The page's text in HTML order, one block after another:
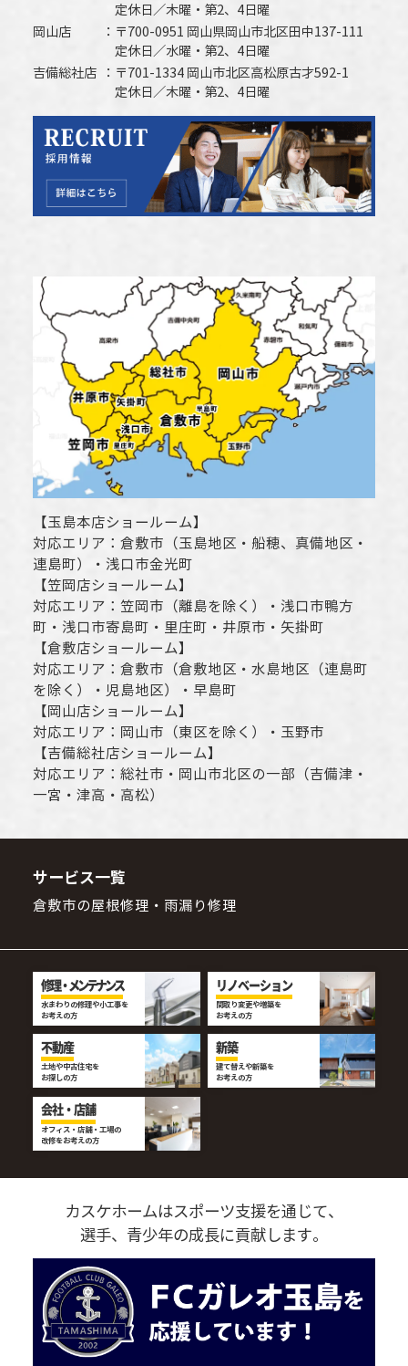
定休日／木曜・第2、4日曜
岡山店
〒700-0951 岡山県岡山市北区田中137-111
定休日／水曜・第2、4日曜
吉備総社店
〒701-1334 岡山市北区高松原古才592-1
定休日／木曜・第2、4日曜
【玉島本店ショールーム】
対応エリア： 倉敷市 （玉島地区・船穂、真備地区・
連島町）・ 浅口市金光町
【笠岡店ショールーム】
対応エリア： 笠岡市（離島を除く） ・ 浅口市鴨方
町・ 浅口市寄島町・里庄町・ 井原市 ・矢掛町
【倉敷店ショールーム】
対応エリア： 倉敷市 （倉敷地区・水島地区（連島町
を除く）・児島地区）・早島町
【岡山店ショールーム】
対応エリア： 岡山市 （東区を除く）・玉野市
【吉備総社店ショールーム】
対応エリア： 総社市 ・ 岡山市北区の一部（吉備津・
一宮・津高・高松）
サービス一覧
倉敷市の屋根修理・雨漏り修理
修理・メンテナンス
水まわりの修理や小工事を
お考えの方
リノベーション
間取り変更や増築を
お考えの方
不動産
土地や中古住宅を
お探しの方
新築
建て替えや新築を
お考えの方
会社・店舗
オフィス・店舗・工場の
改修をお考えの方
カスケホームはスポーツ支援を通じて、
選手、青少年の成長に貢献します。